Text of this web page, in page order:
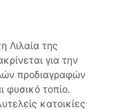
Λιλαία της
για την
προδιαγραφών
φυσικό τοπίο.
κατοικίες